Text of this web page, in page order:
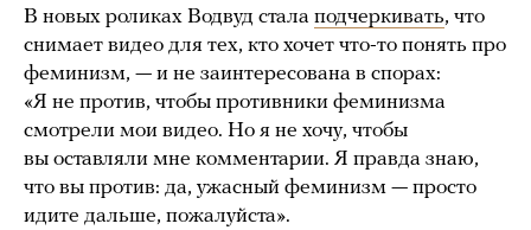
В новых роликах Водвуд стала подчеркивать, что
снимает видео для тех, кто хочет что-то понять про
феминизм, — и не заинтересована в спорах:
«Я не против, чтобы противники феминизма
смотрели мои видео. Но я не хочу, чтобы
вы оставляли мне комментарии. Я правда знаю,
что вы против: да, ужасный феминизм — просто
идите дальше, пожалуйста».